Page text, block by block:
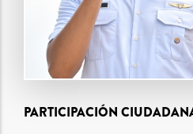
PARTICIPACIÓN